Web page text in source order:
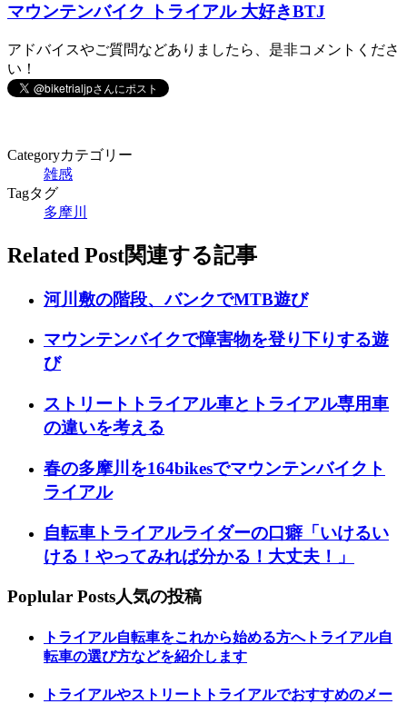
マウンテンバイク トライアル 大好きBTJ
アドバイスやご質問などありましたら、是非コメントくださ
い！
Categoryカテゴリー
雑感
Tagタグ
多摩川
Related Post関連する記事
河川敷の階段、バンクでMTB遊び
マウンテンバイクで障害物を登り下りする遊
び
ストリートトライアル車とトライアル専用車
の違いを考える
春の多摩川を164bikesでマウンテンバイクト
ライアル
自転車トライアルライダーの口癖「いけるい
ける！やってみれば分かる！大丈夫！」
Poplular Posts人気の投稿
トライアル自転車をこれから始める方へトライアル自
転車の選び方などを紹介します
トライアルやストリートトライアルでおすすめのメー